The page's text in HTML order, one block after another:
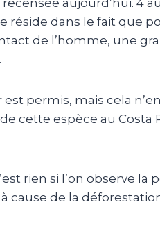
aujourd’hui. 4
réside dans le fait que
de l’homme, une
est permis, mais cela
cette espèce au Costa
rien si l’on observe
cause de la